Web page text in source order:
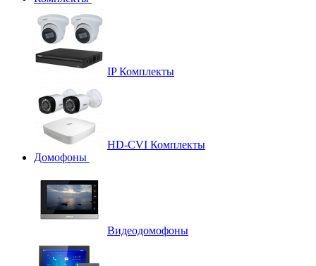
IP Комплекты
HD-CVI Комплекты
Домофоны
Видеодомофоны